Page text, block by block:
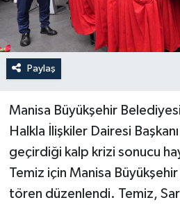
Paylaş
Manisa Büyükşehir Belediyesi
Halkla İlişkiler Dairesi
geçirdiği kalp krizi sonucu
Temiz için Manisa
tören düzenlendi. Temiz,